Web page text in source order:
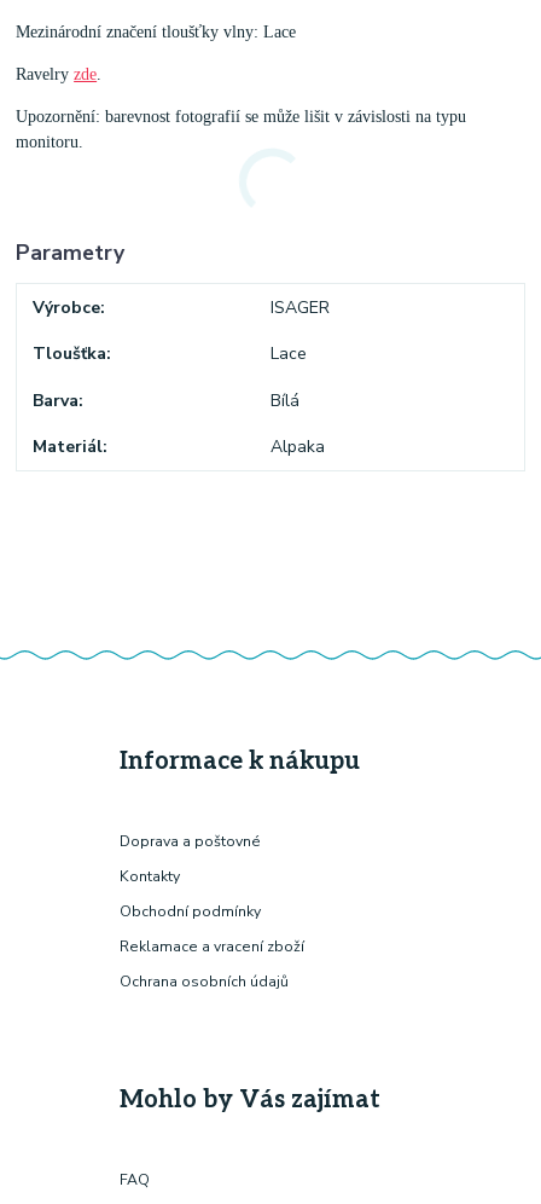
Mezinárodní značení tloušťky vlny: Lace
Ravelryzde
Upozornění: barevnost fotografií se může lišit v závislosti na typu
monitoru.
Parametry
Výrobce ISAGER
Tloušťka Lace
Barva Bílá
Materiál Alpaka
Informace k nákupu
Doprava a poštovné
Kontakty
Obchodní podmínky
Reklamace a vracení zboží
Ochrana osobních údajů
Mohlo by Vás zajímat
FAQ